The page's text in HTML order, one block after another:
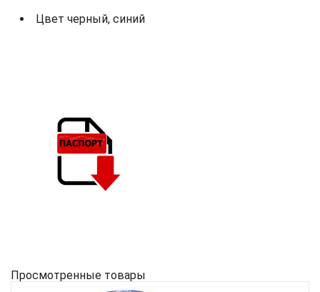
Цвет черный, синий
Просмотренные товары